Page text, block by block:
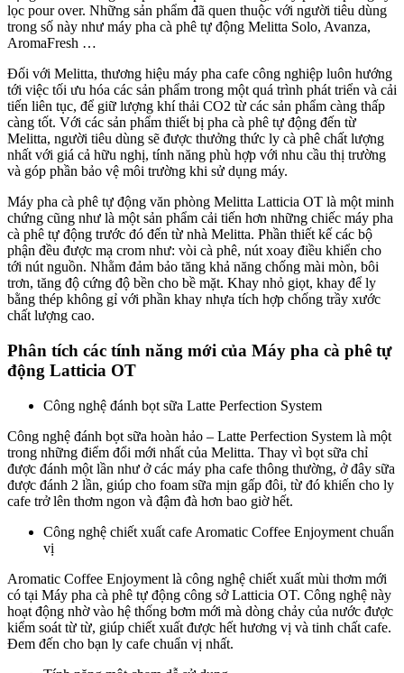
lọc pour over. Những sản phẩm đã quen thuộc với người tiêu dùng
trong số này như máy pha cà phê tự động Melitta Solo, Avanza,
AromaFresh …
Đối với Melitta, thương hiệu máy pha cafe công nghiệp luôn hướng
tới việc tối ưu hóa các sản phẩm trong một quá trình phát triển và cải
tiến liên tục, để giữ lượng khí thải CO2 từ các sản phẩm càng thấp
càng tốt. Với các sản phẩm thiết bị pha cà phê tự động đến từ
Melitta, người tiêu dùng sẽ được thưởng thức ly cà phê chất lượng
nhất với giá cả hữu nghị, tính năng phù hợp với nhu cầu thị trường
và góp phần bảo vệ môi trường khi sử dụng máy.
Máy pha cà phê tự động văn phòng Melitta Latticia OT là một minh
chứng cũng như là một sản phẩm cải tiến hơn những chiếc máy pha
cà phê tự động trước đó đến từ nhà Melitta. Phần thiết kế các bộ
phận đều được mạ crom như: vòi cà phê, nút xoay điều khiển cho
tới nút nguồn. Nhằm đảm bảo tăng khả năng chống mài mòn, bôi
trơn, tăng độ cứng độ bền cho bề mặt. Khay nhỏ giọt, khay để ly
bằng thép không gỉ với phần khay nhựa tích hợp chống trầy xước
chất lượng cao.
Phân tích các tính năng mới của Máy pha cà phê tự
động Latticia OT
Công nghệ đánh bọt sữa Latte Perfection System
Công nghệ đánh bọt sữa hoàn hảo – Latte Perfection System là một
trong những điểm đổi mới nhất của Melitta. Thay vì bọt sữa chỉ
được đánh một lần như ở các máy pha cafe thông thường, ở đây sữa
được đánh 2 lần, giúp cho foam sữa mịn gấp đôi, từ đó khiến cho ly
cafe trở lên thơm ngon và đậm đà hơn bao giờ hết.
Công nghệ chiết xuất cafe Aromatic Coffee Enjoyment chuẩn
vị
Aromatic Coffee Enjoyment là công nghệ chiết xuất mùi thơm mới
có tại Máy pha cà phê tự động công sở Latticia OT. Công nghệ này
hoạt động nhờ vào hệ thống bơm mới mà dòng chảy của nước được
kiểm soát từ từ, giúp chiết xuất được hết hương vị và tinh chất cafe.
Đem đến cho bạn ly cafe chuẩn vị nhất.